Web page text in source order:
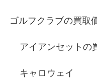
ゴルフクラブの買取
アイアンセットの
キャロウェイ